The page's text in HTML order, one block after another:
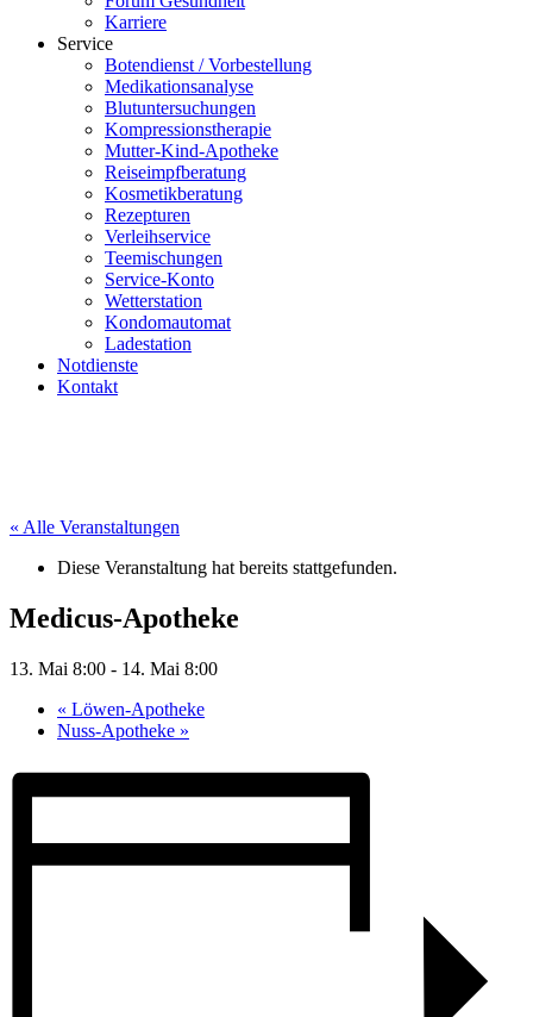
Karriere
Service
Botendienst / Vorbestellung
Medikationsanalyse
Blutuntersuchungen
Kompressionstherapie
Mutter-Kind-Apotheke
Reiseimpfberatung
Kosmetikberatung
Rezepturen
Verleihservice
Teemischungen
Service-Konto
Wetterstation
Kondomautomat
Ladestation
Notdienste
Kontakt
« Alle Veranstaltungen
Diese Veranstaltung hat bereits stattgefunden.
Medicus-Apotheke
13. Mai 8:00 - 14. Mai 8:00
« Löwen-Apotheke
Nuss-Apotheke »